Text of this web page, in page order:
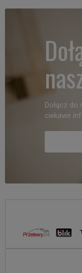
Dołącz do
ciekawe